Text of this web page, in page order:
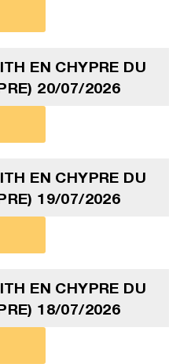
EN CHYPRE DU
20/07/2026
EN CHYPRE DU
19/07/2026
EN CHYPRE DU
18/07/2026